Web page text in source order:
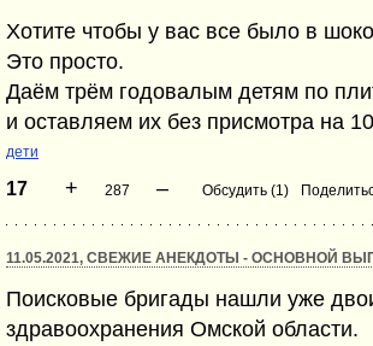
Хотите чтобы у вас все было в
Это просто.
Даём трём годовалым детям по
и оставляем их без присмотра на
дети
17 + 287 – Обсудить (1)
11.05.2021, СВЕЖИЕ АНЕКДОТЫ - ОСНОВНОЙ
Поисковые бригады нашли уже
здравоохранения Омской области.